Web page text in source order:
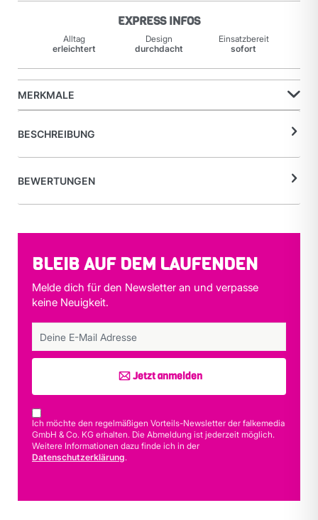
EXPRESS INFOS
Alltag
erleichtert
Design
durchdacht
Einsatzbereit
sofort
MERKMALE
BESCHREIBUNG
BEWERTUNGEN
BLEIB AUF DEM LAUFENDEN
Melde dich für den Newsletter an und verpasse
keine Neuigkeit.
Jetzt anmelden
Ich möchte den regelmäßigen Vorteils-Newsletter der falkemedia
GmbH & Co. KG erhalten. Die Abmeldung ist jederzeit möglich.
Weitere Informationen dazu finde ich in der
Datenschutzerklärung.